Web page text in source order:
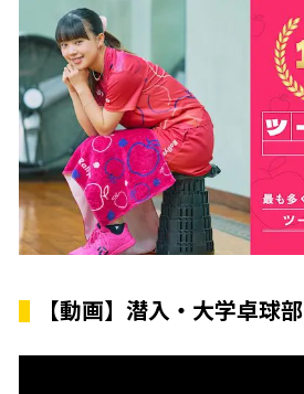
【動画】潜入・大学卓球部